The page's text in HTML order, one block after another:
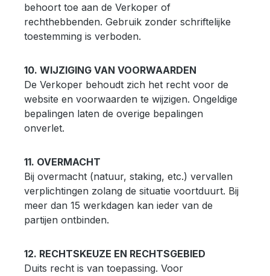
behoort toe aan de Verkoper of
rechthebbenden. Gebruik zonder schriftelijke
toestemming is verboden.
10. WIJZIGING VAN VOORWAARDEN
De Verkoper behoudt zich het recht voor de
website en voorwaarden te wijzigen. Ongeldige
bepalingen laten de overige bepalingen
onverlet.
11. OVERMACHT
Bij overmacht (natuur, staking, etc.) vervallen
verplichtingen zolang de situatie voortduurt. Bij
meer dan 15 werkdagen kan ieder van de
partijen ontbinden.
12. RECHTSKEUZE EN RECHTSGEBIED
Duits recht is van toepassing. Voor